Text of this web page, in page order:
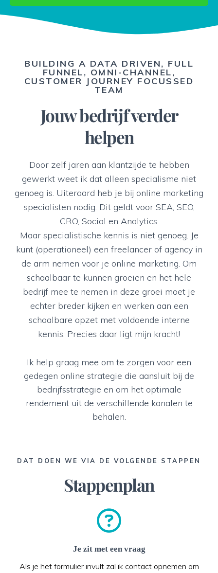
BUILDING A DATA DRIVEN, FULL
FUNNEL, OMNI-CHANNEL,
CUSTOMER JOURNEY FOCUSSED
TEAM
Jouw bedrijf verder
helpen
Door zelf jaren aan klantzijde te hebben
gewerkt weet ik dat alleen specialisme niet
genoeg is. Uiteraard heb je bij online marketing
specialisten nodig. Dit geldt voor SEA, SEO,
CRO, Social en Analytics.
Maar specialistische kennis is niet genoeg. Je
kunt (operationeel) een freelancer of agency in
de arm nemen voor je online marketing. Om
schaalbaar te kunnen groeien en het hele
bedrijf mee te nemen in deze groei moet je
echter breder kijken en werken aan een
schaalbare opzet met voldoende interne
kennis. Precies daar ligt mijn kracht!
Ik help graag mee om te zorgen voor een
gedegen online strategie die aansluit bij de
bedrijfsstrategie en om het optimale
rendement uit de verschillende kanalen te
behalen.
DAT DOEN WE VIA DE VOLGENDE STAPPEN
Stappenplan
Je zit met een vraag
Als je het formulier invult zal ik contact opnemen om